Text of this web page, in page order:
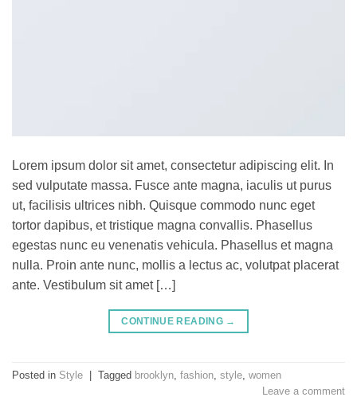
Lorem ipsum dolor sit amet, consectetur adipiscing elit. In
sed vulputate massa. Fusce ante magna, iaculis ut purus
ut, facilisis ultrices nibh. Quisque commodo nunc eget
tortor dapibus, et tristique magna convallis. Phasellus
egestas nunc eu venenatis vehicula. Phasellus et magna
nulla. Proin ante nunc, mollis a lectus ac, volutpat placerat
ante. Vestibulum sit amet […]
CONTINUE READING →
Posted in Style Tagged brooklyn, fashion, style, women
Leave a comment